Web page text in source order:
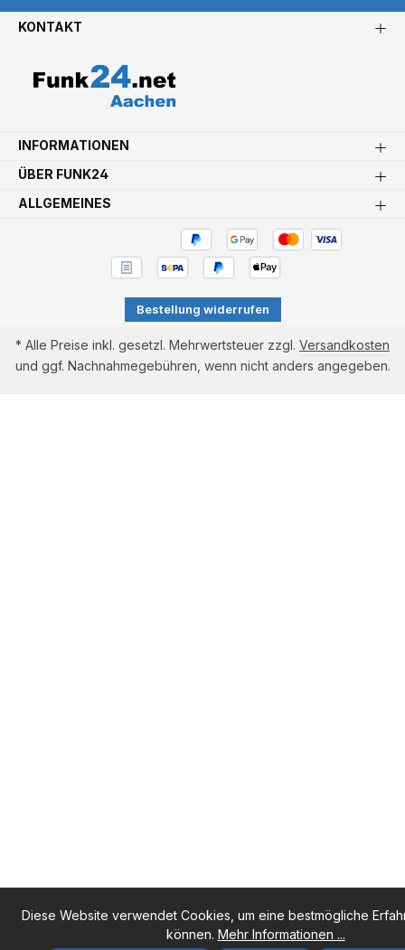
KONTAKT
INFORMATIONEN
ÜBER FUNK24
ALLGEMEINES
Bestellung widerrufen
* Alle Preise inkl. gesetzl. Mehrwertsteuer zzgl. Versandkosten
und ggf. Nachnahmegebühren, wenn nicht anders angegeben.
Diese Website verwendet Cookies, um eine bestmögliche
können. Mehr Informationen ...